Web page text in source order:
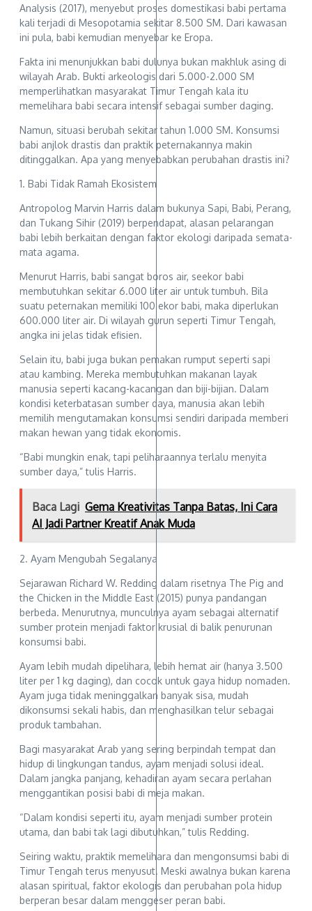
Analysis (2017), menyebut proses domestikasi babi pertama
kali terjadi di Mesopotamia sekitar 8.500 SM. Dari kawasan
ini pula, babi kemudian menyebar ke Eropa.
Fakta ini menunjukkan babi dulunya bukan makhluk asing di
wilayah Arab. Bukti arkeologis dari 5.000-2.000 SM
memperlihatkan masyarakat Timur Tengah kala itu
memelihara babi secara intensif sebagai sumber daging.
Namun, situasi berubah sekitar tahun 1.000 SM. Konsumsi
babi anjlok drastis dan praktik peternakannya makin
ditinggalkan. Apa yang menyebabkan perubahan drastis ini?
1. Babi Tidak Ramah Ekosistem
Antropolog Marvin Harris dalam bukunya Sapi, Babi, Perang,
dan Tukang Sihir (2019) berpendapat, alasan pelarangan
babi lebih berkaitan dengan faktor ekologi daripada semata-
mata agama.
Menurut Harris, babi sangat boros air, seekor babi
membutuhkan sekitar 6.000 liter air untuk tumbuh. Bila
suatu peternakan memiliki 100 ekor babi, maka diperlukan
600.000 liter air. Di wilayah gurun seperti Timur Tengah,
angka ini jelas tidak efisien.
Selain itu, babi juga bukan pemakan rumput seperti sapi
atau kambing. Mereka membutuhkan makanan layak
manusia seperti kacang-kacangan dan biji-bijian. Dalam
kondisi keterbatasan sumber daya, manusia akan lebih
memilih mengutamakan konsumsi sendiri daripada memberi
makan hewan yang tidak ekonomis.
“Babi mungkin enak, tapi peliharaannya terlalu menyita
sumber daya,” tulis Harris.
Baca Lagi Gema Kreativitas Tanpa Batas, Ini Cara
AI Jadi Partner Kreatif Anak Muda
2. Ayam Mengubah Segalanya
Sejarawan Richard W. Redding dalam risetnya The Pig and
the Chicken in the Middle East (2015) punya pandangan
berbeda. Menurutnya, munculnya ayam sebagai alternatif
sumber protein menjadi faktor krusial di balik penurunan
konsumsi babi.
Ayam lebih mudah dipelihara, lebih hemat air (hanya 3.500
liter per 1 kg daging), dan cocok untuk gaya hidup nomaden.
Ayam juga tidak meninggalkan banyak sisa, mudah
dikonsumsi sekali habis, dan menghasilkan telur sebagai
produk tambahan.
Bagi masyarakat Arab yang sering berpindah tempat dan
hidup di lingkungan tandus, ayam menjadi solusi ideal.
Dalam jangka panjang, kehadiran ayam secara perlahan
menggantikan posisi babi di meja makan.
“Dalam kondisi seperti itu, ayam menjadi sumber protein
utama, dan babi tak lagi dibutuhkan,” tulis Redding.
Seiring waktu, praktik memelihara dan mengonsumsi babi di
Timur Tengah terus menyusut. Meski awalnya bukan karena
alasan spiritual, faktor ekologis dan perubahan pola hidup
berperan besar dalam menggeser peran babi.